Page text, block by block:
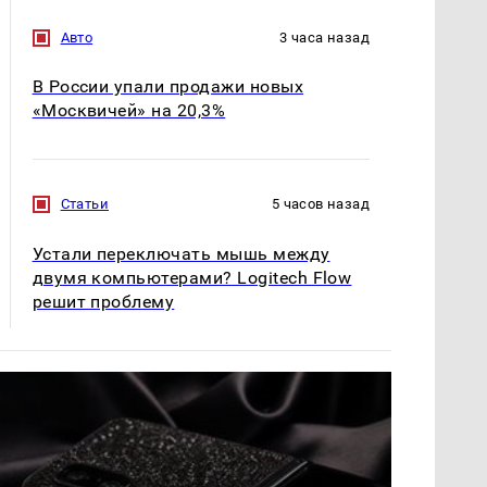
Авто 3 часа назад
В России упали продажи новых
«Москвичей» на 20,3%
Статьи 5 часов назад
Устали переключать мышь между
двумя компьютерами? Logitech Flow
решит проблему